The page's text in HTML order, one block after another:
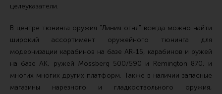
целеуказатели.
В центре тюнинга оружия "Линия огня" всегда можно найти
широкий ассортимент оружейного тюнинга для
модернизации карабинов на базе AR-15, карабинов и ружей
на базе АК, ружей Mossberg 500/590 и Remington 870, и
многих многих других платформ. Также в наличии запасные
магазины нарезного и гладкоствольного оружия,